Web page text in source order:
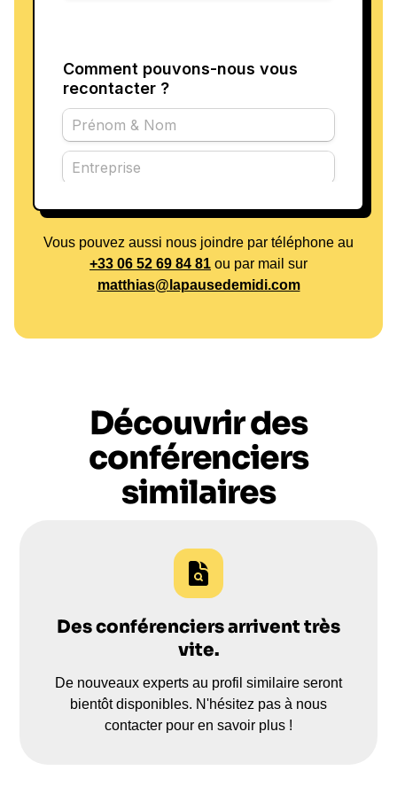
Vous pouvez aussi nous joindre par téléphone au
+33 06 52 69 84 81 ou par mail sur
matthias@lapausedemidi.com
Découvrir des
conférenciers
similaires
Des conférenciers arrivent très
vite.
De nouveaux experts au profil similaire seront
bientôt disponibles. N'hésitez pas à nous
contacter pour en savoir plus !